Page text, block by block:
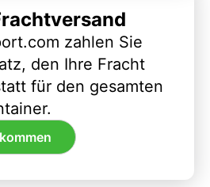
zahlen Sie
den Ihre Fracht
für den gesamten